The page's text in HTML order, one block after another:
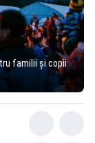
familii și copii